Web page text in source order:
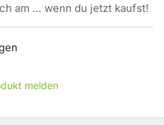
am … wenn du jetzt kaufst!
melden